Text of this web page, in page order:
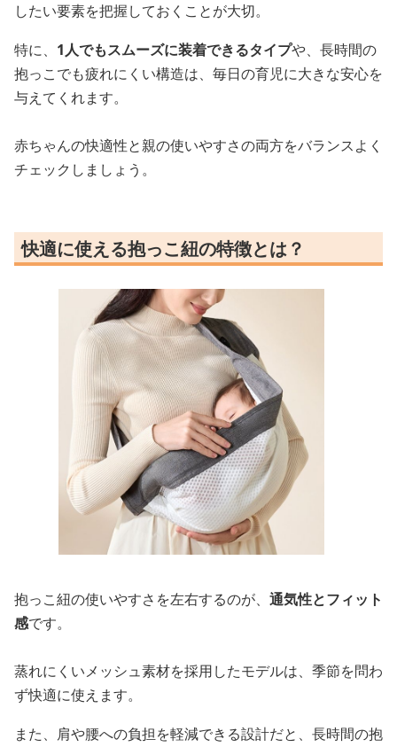
したい要素を把握しておくことが大切。
特に、 1人でもスムーズに装着できるタイプや、長時間の
抱っこでも疲れにくい構造は、毎日の育児に大きな安心を
与えてくれます。
赤ちゃんの快適性と親の使いやすさの両方をバランスよく
チェックしましょう。
快適に使える抱っこ紐の特徴とは？
抱っこ紐の使いやすさを左右するのが、 通気性とフィット
感です。
蒸れにくいメッシュ素材を採用したモデルは、季節を問わ
ず快適に使えます。
また、肩や腰への負担を軽減できる設計だと、長時間の抱